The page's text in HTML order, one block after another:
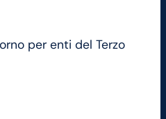
per enti del Terzo